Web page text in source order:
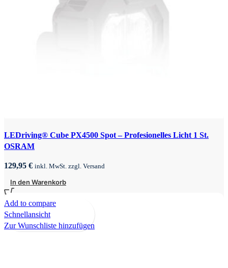
LEDriving® Cube PX4500 Spot – Profesionelles Licht 1 St.
OSRAM
129,95 € inkl. MwSt. zzgl. Versand
In den Warenkorb
Add to compare
Schnellansicht
Zur Wunschliste hinzufügen